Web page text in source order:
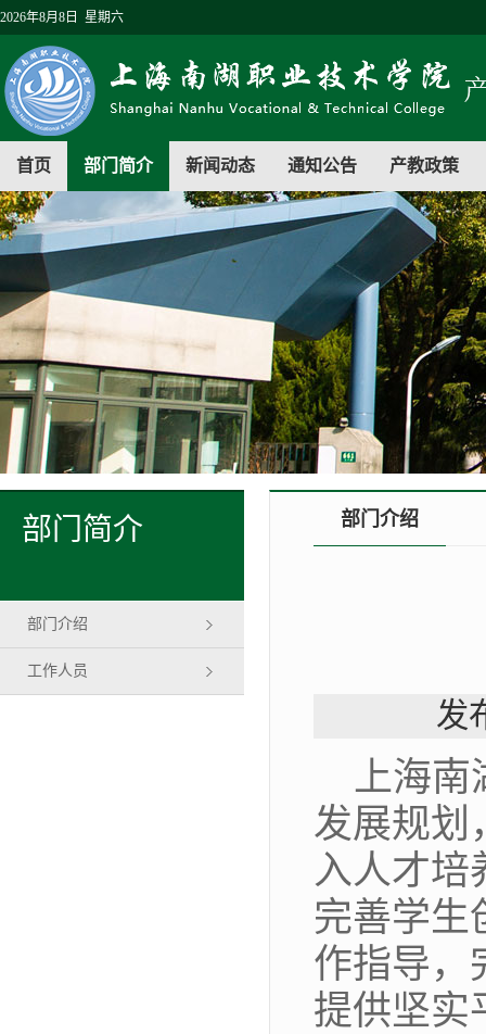
2026年8月8日 星期六
首页 部门简介 新闻动态 通知公告 产教政策
部门简介
部门介绍
工作人员
部门介绍
发
上海南
发展规划
入人才培
完善学生
作指导，
提供坚实